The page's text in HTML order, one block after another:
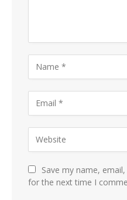
Save my name,
for the next time I